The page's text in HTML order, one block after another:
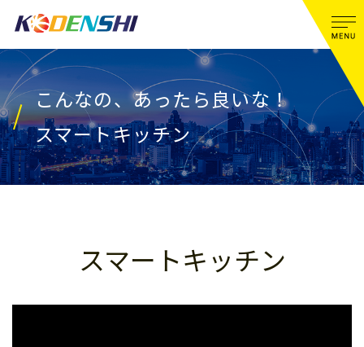
こんなの、あったら良いな！
スマートキッチン
スマートキッチン